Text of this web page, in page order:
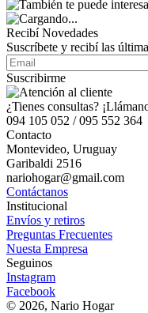
Recibí Novedades
Suscríbete y recibí las
Suscribirme
¿Tienes consultas?
094 105 052 / 095 552 364
Contacto
Montevideo, Uruguay
Garibaldi 2516
nariohogar@gmail.com
Contáctanos
Institucional
Envíos y retiros
Preguntas Frecuentes
Nuesta Empresa
Seguinos
Instagram
Facebook
© 2026, Nario Hogar